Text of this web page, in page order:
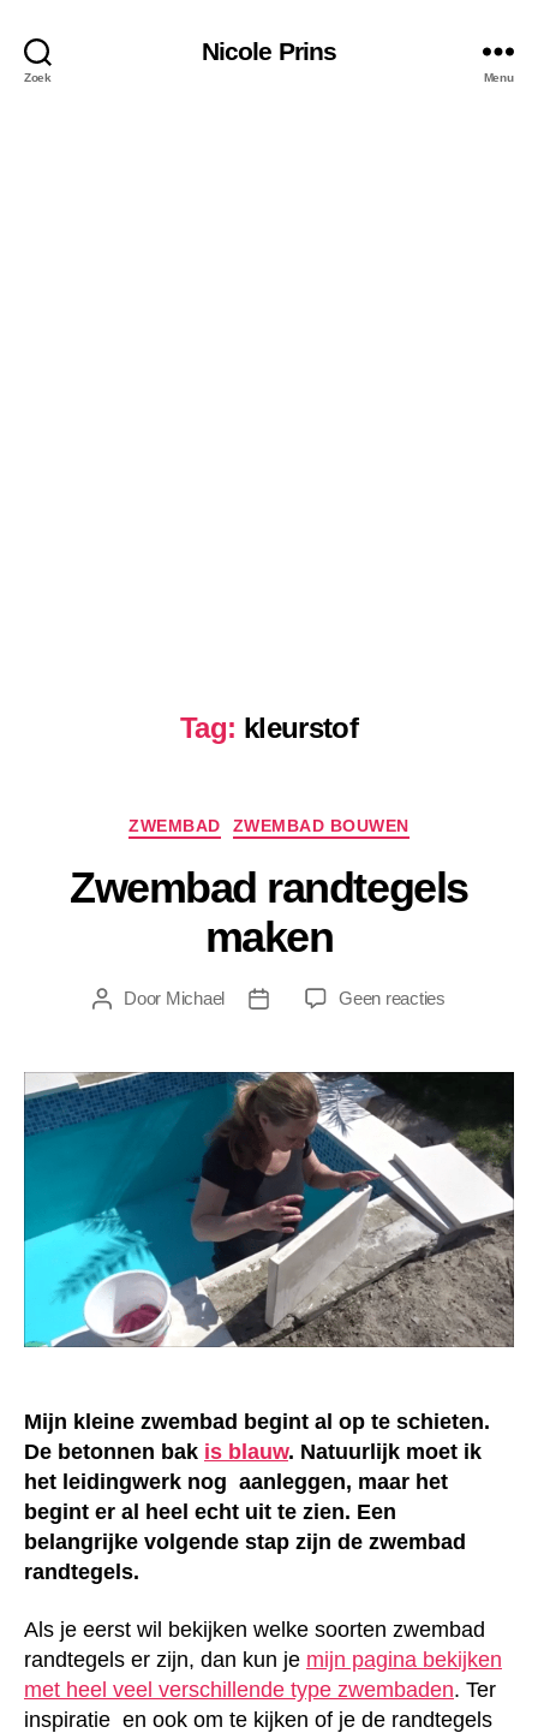
Zoek
Nicole Prins
Menu
Tag: kleurstof
Categorieën
ZWEMBAD ZWEMBAD BOUWEN
Zwembad randtegels
maken
Berichtauteur
Door Michael BerichtdatumGeen reactiesop
maken
Mijn kleine zwembad begint al op te schieten.
De betonnen bak is blauw. Natuurlijk moet ik
het leidingwerk nog aanleggen, maar het
begint er al heel echt uit te zien. Een
belangrijke volgende stap zijn de zwembad
randtegels.
Als je eerst wil bekijken welke soorten zwembad
randtegels er zijn, dan kun je mijn pagina bekijken
met heel veel verschillende type zwembaden. Ter
inspiratie en ook om te kijken of je de randtegels